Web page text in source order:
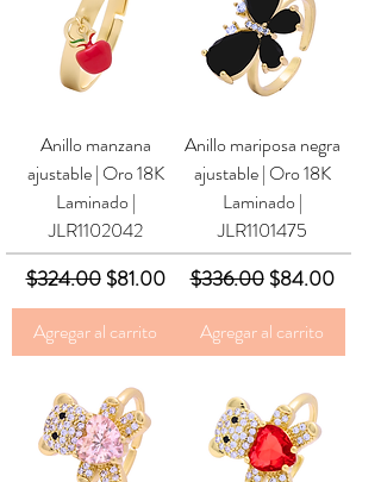
Anillo manzana
ajustable | Oro 18K
Laminado |
JLR1102042
Precio
$324.00 Precio de oferta
$81.00
Agregar al carrito
Anillo mariposa negra
ajustable | Oro 18K
Laminado |
JLR1101475
Precio
$336.00 Precio de oferta
$84.00
Agregar al carrito